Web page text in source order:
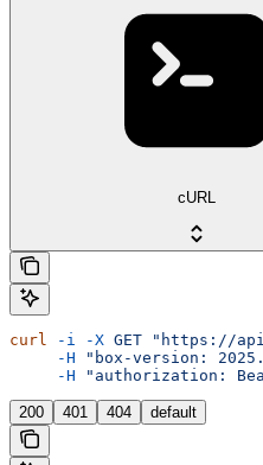
cURL
curl -i -X GET "https://
     -H
"box-version:
     -H
"authorization:
200 401 404 default